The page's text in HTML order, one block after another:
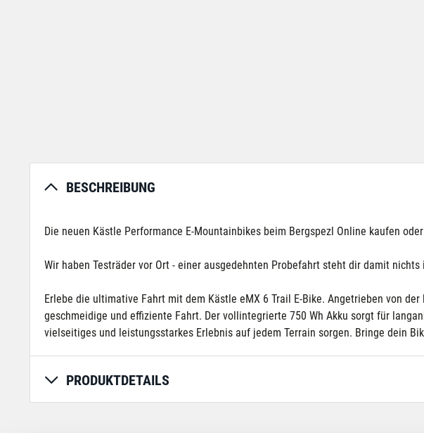
BESCHREIBUNG
Die neuen Kästle Performance E-Mountainbikes beim Bergspezl Online kaufen
Wir haben Testräder vor Ort - einer ausgedehnten Probefahrt steht dir damit nichts
Erlebe die ultimative Fahrt mit dem Kästle eMX 6 Trail E-Bike. Angetrieben von
geschmeidige und effiziente Fahrt. Der vollintegrierte 750 Wh Akku sorgt für
vielseitiges und leistungsstarkes Erlebnis auf jedem Terrain sorgen. Bringe dein
PRODUKTDETAILS